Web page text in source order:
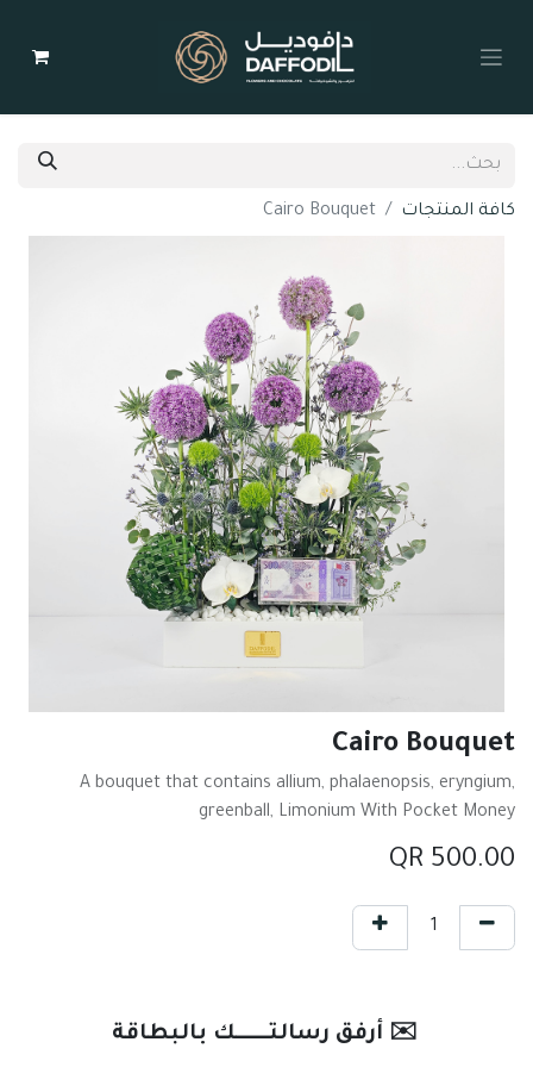
كافة المنتجات Cairo Bouquet
Cairo Bouquet
A bouquet that contains allium, phalaenopsis, eryngium,
greenball, Limonium With Pocket Money
500.00
✉️ أرفق رسالتـــــــك بالبطاقة